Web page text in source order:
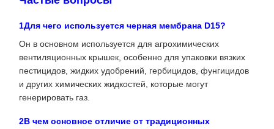
1Для чего используется черная мембрана D15?
Он в основном используется для агрохимических
вентиляционных крышек, особенно для упаковки вязких
пестицидов, жидких удобрений, гербицидов, фунгицидов
и других химических жидкостей, которые могут
генерировать газ.
2В чем основное отличие от традиционных